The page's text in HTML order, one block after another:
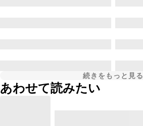
続きをもっと見る
あわせて読みたい